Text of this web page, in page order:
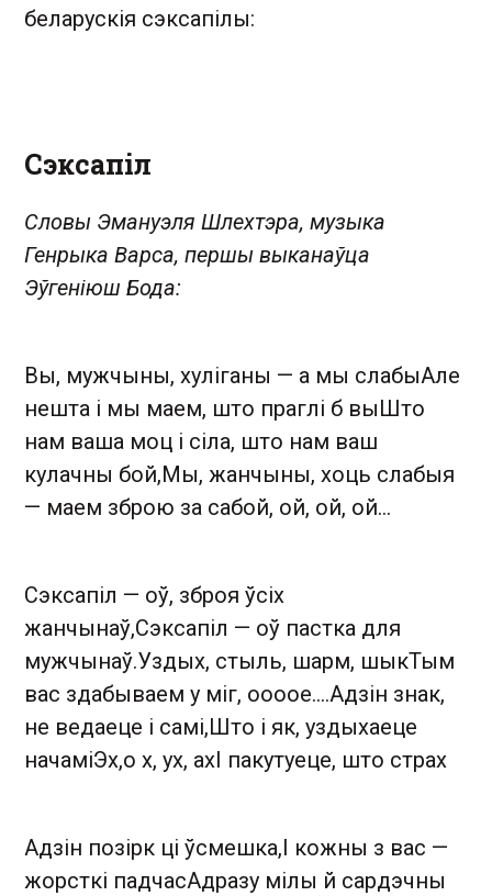
беларускія сэксапілы:
Сэксапіл
Словы Эмануэля Шлехтэра, музыка
Генрыка Варса, першы выканаўца
Эўгеніюш Бода:
Вы, мужчыны, хуліганы — а мы слабыАле
нешта і мы маем, што праглі б выШто
нам ваша моц і сіла, што нам ваш
кулачны бой,Мы, жанчыны, хоць слабыя
— маем зброю за сабой, ой, ой, ой…
Сэксапіл — оў, зброя ўсіх
жанчынаў,Сэксапіл — оў пастка для
мужчынаў.Уздых, стыль, шарм, шыкТым
вас здабываем у міг, оооое….Адзін знак,
не ведаеце і самі,Што і як, уздыхаеце
начаміЭх,о х, ух, ахІ пакутуеце, што страх
Адзін позірк ці ўсмешка,І кожны з вас —
жорсткі падчасАдразу мілы й сардэчны